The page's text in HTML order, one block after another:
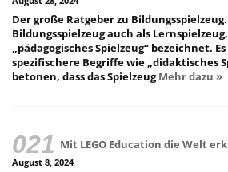
Der große Ratgeber zu
Bildungsspielzeug auch als
„pädagogisches Spielzeug“ bezeichnet.
spezifischere Begriffe wie „didaktisches
betonen, dass das SpielzeugMehr dazu »
Mit LEGO Education die Welt
August 8, 2024